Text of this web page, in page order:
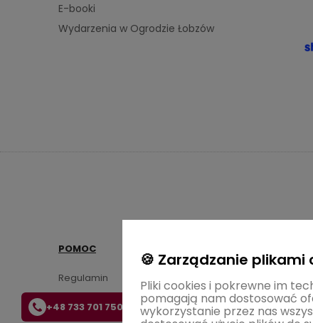
+48 733 701 750
E-booki
Wydarzenia w Ogrodzie Łobzów
POMOC
Regulamin
Zwroty i reklamacje
Twoje zamówienia
Ustawienia konta
🍪 Zarządzanie plikami
Pliki cookies i pokrewne im
pomagają nam dostosować
wykorzystanie przez nas